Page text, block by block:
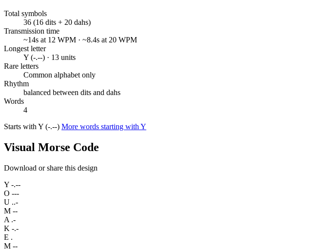
Total symbols
36 (16 dits + 20 dahs)
Transmission time
~14s at 12 WPM · ~8.4s at 20 WPM
Longest letter
Y (-.--) · 13 units
Rare letters
Common alphabet only
Rhythm
balanced between dits and dahs
Words
4
Starts with Y (-.--) More words starting with Y
Visual Morse Code
Download or share this design
Y -.--
O ---
U ..-
M --
A .-
K -.-
E .
M --